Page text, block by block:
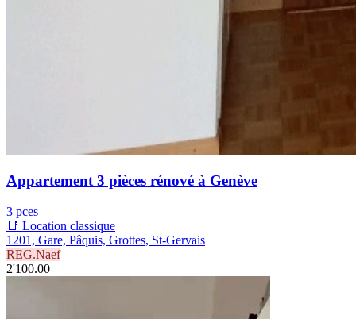
Appartement 3 pièces rénové à Genève
3 pces
📑 Location classique
1201, Gare, Pâquis, Grottes, St-Gervais
REG.Naef
2'100.00